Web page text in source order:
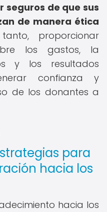
seguros de que sus
de manera ética
proporcionar
los gastos, la
y los resultados
confianza y
de los donantes a
para
hacia los
hacia los